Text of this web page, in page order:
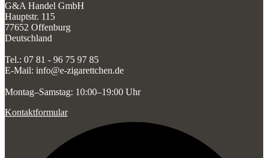
G&A Handel GmbH
Hauptstr. 115
77652 Offenburg
Deutschland
Tel.: 07 81 - 96 75 97 85
E-Mail: info@e-zigarettchen.de
Montag–Samstag: 10:00–19:00 Uhr
Kontaktformular